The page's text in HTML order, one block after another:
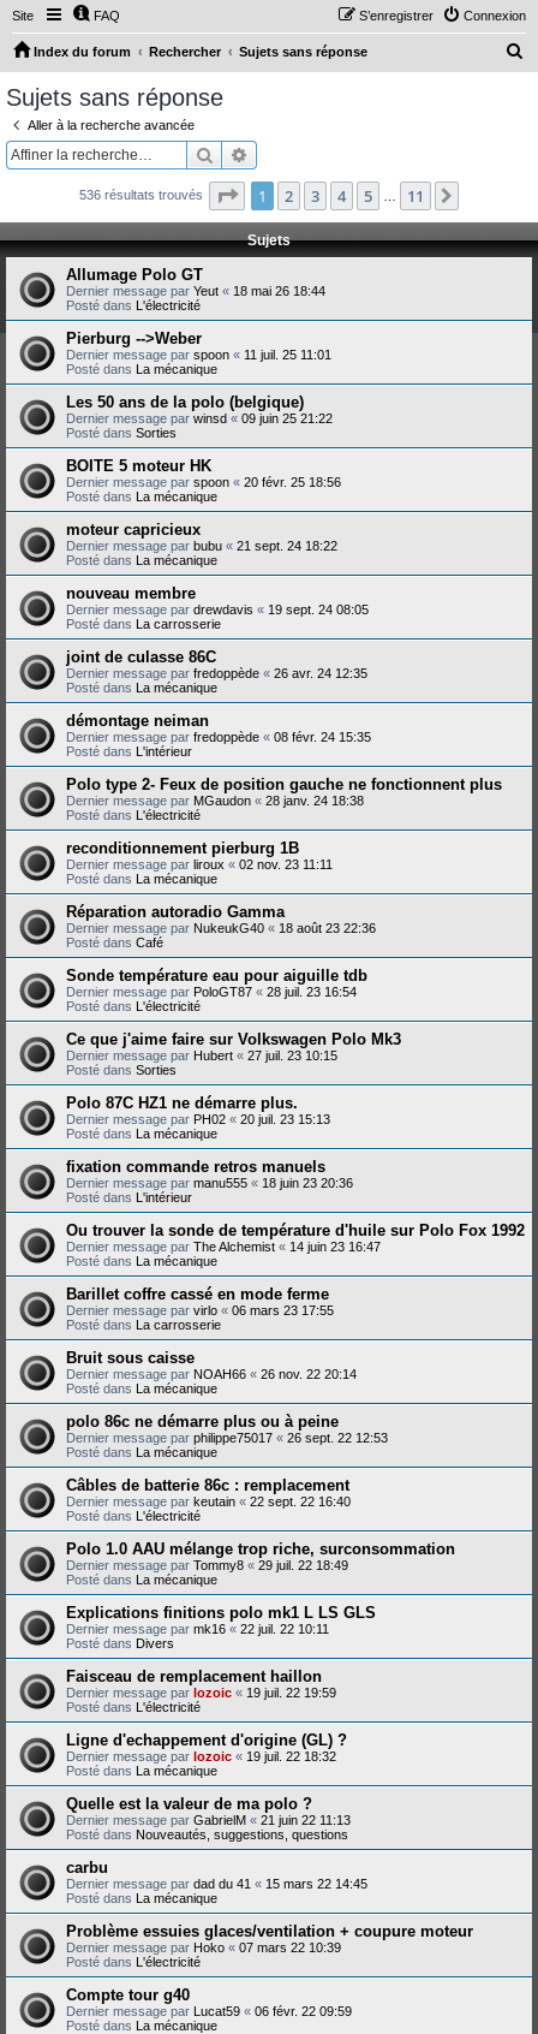
Site FAQ Connexion
S’enregistrer
Index du forum Rechercher Sujets sans réponse
c
h
Sujets sans réponse
Aller à la recherche avancée
Rechercher
536 résultats trouvés Page 1sur11
1 2 3 4 5 11
Sujets
Allumage Polo GT
Dernier message par Yeut « 18 mai 26 18:44
Posté dans L'électricité
Pierburg -->Weber
Dernier message par spoon « 11 juil. 25 11:01
Posté dans La mécanique
Les 50 ans de la polo (belgique)
Dernier message par winsd « 09 juin 25 21:22
Posté dans Sorties
BOITE 5 moteur HK
Dernier message par spoon « 20 févr. 25 18:56
Posté dans La mécanique
moteur capricieux
Dernier message par bubu « 21 sept. 24 18:22
Posté dans La mécanique
nouveau membre
Dernier message par drewdavis « 19 sept. 24 08:05
Posté dans La carrosserie
joint de culasse 86C
Dernier message par fredoppède « 26 avr. 24 12:35
Posté dans La mécanique
démontage neiman
Dernier message par fredoppède « 08 févr. 24 15:35
Posté dans L'intérieur
Polo type 2- Feux de position gauche ne fonctionnent plus
Dernier message par MGaudon « 28 janv. 24 18:38
Posté dans L'électricité
reconditionnement pierburg 1B
Dernier message par liroux « 02 nov. 23 11:11
Posté dans La mécanique
Réparation autoradio Gamma
Dernier message par NukeukG40 « 18 août 23 22:36
Posté dans Café
Sonde température eau pour aiguille tdb
Dernier message par PoloGT87 « 28 juil. 23 16:54
Posté dans L'électricité
Ce que j'aime faire sur Volkswagen Polo Mk3
Dernier message par Hubert « 27 juil. 23 10:15
Posté dans Sorties
Polo 87C HZ1 ne démarre plus.
Dernier message par PH02 « 20 juil. 23 15:13
Posté dans La mécanique
fixation commande retros manuels
Dernier message par manu555 « 18 juin 23 20:36
Posté dans L'intérieur
Ou trouver la sonde de température d'huile sur Polo Fox 1992
Dernier message par The Alchemist « 14 juin 23 16:47
Posté dans La mécanique
Barillet coffre cassé en mode ferme
Dernier message par virlo « 06 mars 23 17:55
Posté dans La carrosserie
Bruit sous caisse
Dernier message par NOAH66 « 26 nov. 22 20:14
Posté dans La mécanique
polo 86c ne démarre plus ou à peine
Dernier message par philippe75017 « 26 sept. 22 12:53
Posté dans La mécanique
Câbles de batterie 86c : remplacement
Dernier message par keutain « 22 sept. 22 16:40
Posté dans L'électricité
Polo 1.0 AAU mélange trop riche, surconsommation
Dernier message par Tommy8 « 29 juil. 22 18:49
Posté dans La mécanique
Explications finitions polo mk1 L LS GLS
Dernier message par mk16 « 22 juil. 22 10:11
Posté dans Divers
Faisceau de remplacement haillon
Dernier message par lozoic « 19 juil. 22 19:59
Posté dans L'électricité
Ligne d'echappement d'origine (GL) ?
Dernier message par lozoic « 19 juil. 22 18:32
Posté dans La mécanique
Quelle est la valeur de ma polo ?
Dernier message par GabrielM « 21 juin 22 11:13
Posté dans Nouveautés, suggestions, questions
carbu
Dernier message par dad du 41 « 15 mars 22 14:45
Posté dans La mécanique
Problème essuies glaces/ventilation + coupure moteur
Dernier message par Hoko « 07 mars 22 10:39
Posté dans L'électricité
Compte tour g40
Dernier message par Lucat59 « 06 févr. 22 09:59
Posté dans La mécanique